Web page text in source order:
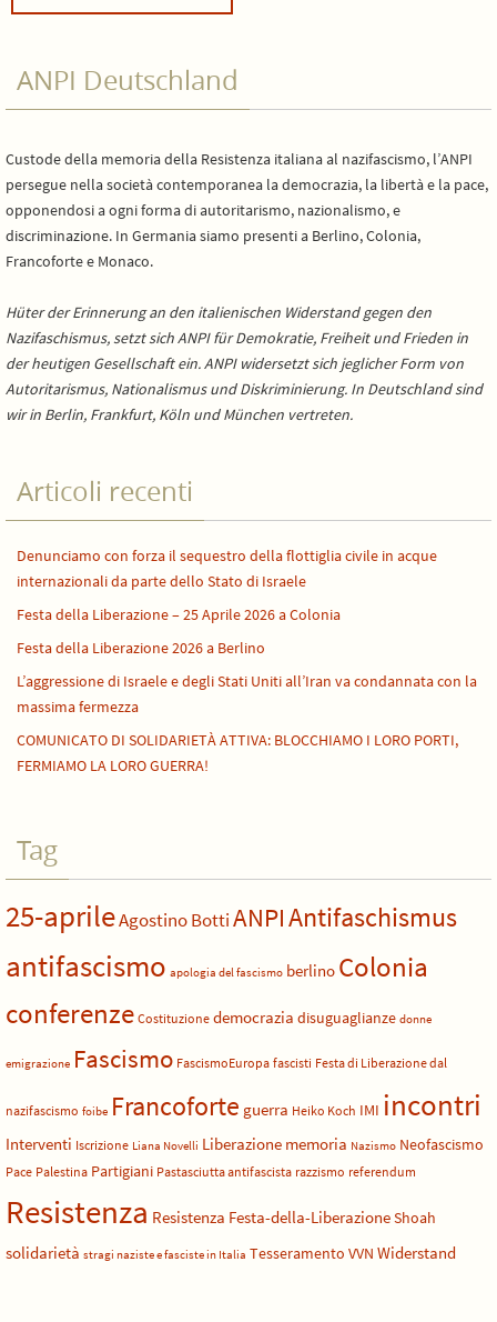
ANPI Deutschland
Custode della memoria della Resistenza italiana al nazifascismo, l’ANPI
persegue nella società contemporanea la democrazia, la libertà e la pace,
opponendosi a ogni forma di autoritarismo, nazionalismo, e
discriminazione. In Germania siamo presenti a Berlino, Colonia,
Francoforte e Monaco.
Hüter der Erinnerung an den italienischen Widerstand gegen den
Nazifaschismus, setzt sich ANPI für Demokratie, Freiheit und Frieden in
der heutigen Gesellschaft ein. ANPI widersetzt sich jeglicher Form von
Autoritarismus, Nationalismus und Diskriminierung. In Deutschland sind
wir in Berlin, Frankfurt, Köln und München vertreten.
Articoli recenti
Denunciamo con forza il sequestro della flottiglia civile in acque
internazionali da parte dello Stato di Israele
Festa della Liberazione – 25 Aprile 2026 a Colonia
Festa della Liberazione 2026 a Berlino
L’aggressione di Israele e degli Stati Uniti all’Iran va condannata con la
massima fermezza
COMUNICATO DI SOLIDARIETÀ ATTIVA: BLOCCHIAMO I LORO PORTI,
FERMIAMO LA LORO GUERRA!
Tag
25-aprileAgostino BottiANPIAntifaschismus
antifascismo apologia del fascismo berlino Colonia
conferenze Costituzione democrazia disuguaglianze donne
emigrazione Fascismo FascismoEuropa fascisti Festa di Liberazione dal
nazifascismo foibe Francoforte guerra Heiko Koch IMI incontri
Interventi Iscrizione Liana Novelli Liberazione memoria Nazismo Neofascismo
Pace Palestina Partigiani Pastasciutta antifascista razzismo referendum
Resistenza Resistenza Festa-della-LiberazioneShoah
solidarietà stragi naziste e fasciste in Italia Tesseramento VVN Widerstand